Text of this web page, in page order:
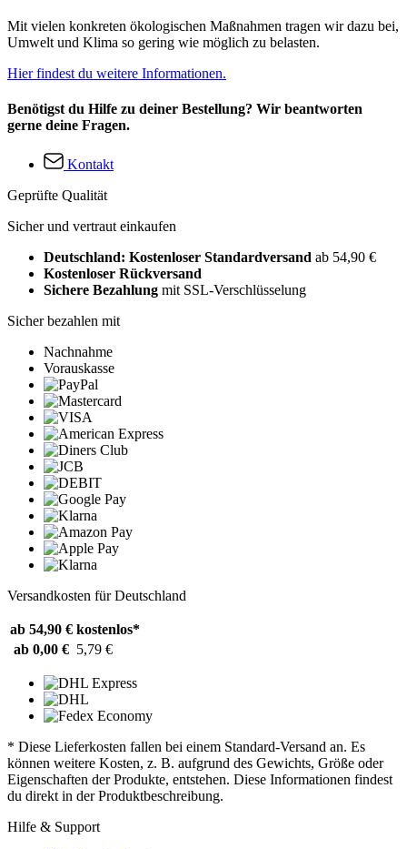
Mit vielen konkreten ökologischen Maßnahmen tragen wir dazu bei,
Umwelt und Klima so gering wie möglich zu belasten.
Hier findest du weitere Informationen.
Benötigst du Hilfe zu deiner Bestellung? Wir beantworten
gerne deine Fragen.
Kontakt
Geprüfte Qualität
Sicher und vertraut einkaufen
Deutschland: Kostenloser Standardversand ab 54,90 €
Kostenloser Rückversand
Sichere Bezahlung mit SSL-Verschlüsselung
Sicher bezahlen mit
Nachnahme
Vorauskasse
Versandkosten für Deutschland
ab 54,90 € kostenlos*
ab 0,00 € 5,79 €
* Diese Lieferkosten fallen bei einem Standard-Versand an. Es
können weitere Kosten, z. B. aufgrund des Gewichts, Größe oder
Eigenschaften der Produkte, entstehen. Diese Informationen findest
du direkt in der Produktbeschreibung.
Hilfe & Support